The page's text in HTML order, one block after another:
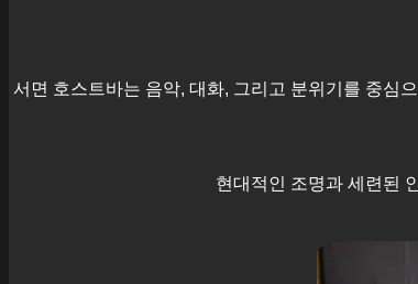
서면 호스트바는 음악, 대화, 그리고 분위기를 중심
현대적인 조명과 세련된